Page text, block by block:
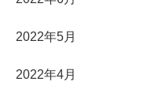
2022年5月
2022年4月